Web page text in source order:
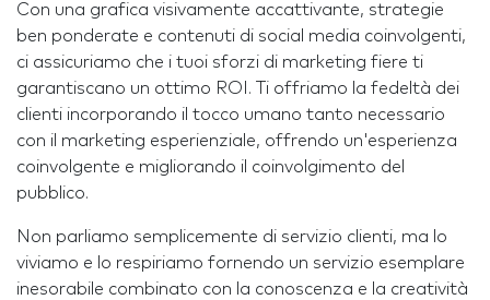
Con una grafica visivamente accattivante, strategie
ben ponderate e contenuti di social media coinvolgenti,
ci assicuriamo che i tuoi sforzi di marketing fiere ti
garantiscano un ottimo ROI. Ti offriamo la fedeltà dei
clienti incorporando il tocco umano tanto necessario
con il marketing esperienziale, offrendo un'esperienza
coinvolgente e migliorando il coinvolgimento del
pubblico.
Non parliamo semplicemente di servizio clienti, ma lo
viviamo e lo respiriamo fornendo un servizio esemplare
inesorabile combinato con la conoscenza e la creatività